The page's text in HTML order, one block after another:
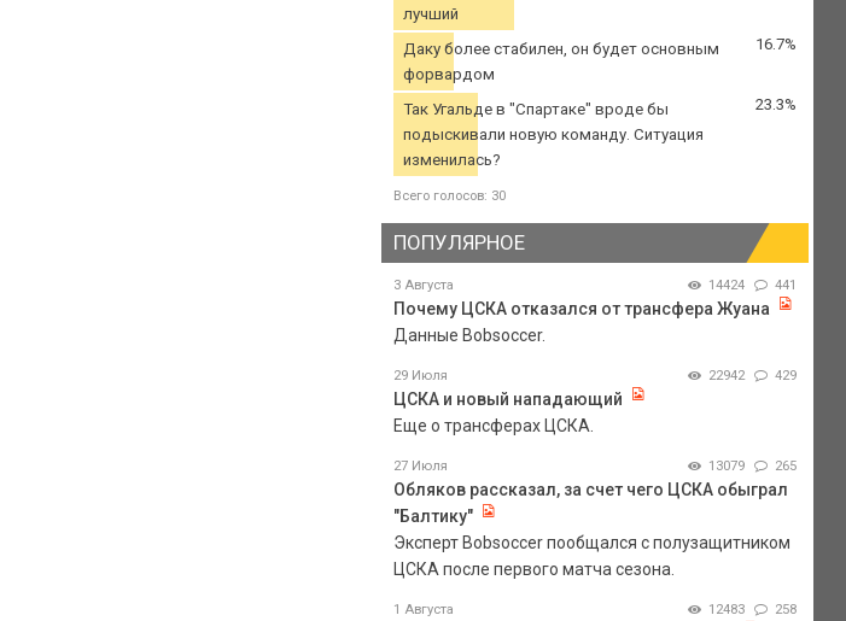
лучший
Даку более стабилен, он будет основным
форвардом
16.7%
Так Угальде в "Спартаке" вроде бы
подыскивали новую команду. Ситуация
изменилась?
23.3%
Всего голосов: 30
ПОПУЛЯРНОЕ
3 Августа 14424 441
Почему ЦСКА отказался от трансфера Жуана
Данные Bobsoccer.
29 Июля 22942 429
ЦСКА и новый нападающий
Еще о трансферах ЦСКА.
27 Июля 13079 265
Обляков рассказал, за счет чего ЦСКА обыграл
"Балтику"
Эксперт Bobsoccer пообщался с полузащитником
ЦСКА после первого матча сезона.
1 Августа 12483 258